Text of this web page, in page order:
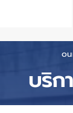
บริก